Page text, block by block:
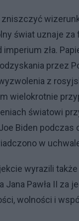
świat uznaje za
zła.
przez
z
wielokrotnie
światowi
Biden podczas
w
wyrazili
Pawła II za
wolności i